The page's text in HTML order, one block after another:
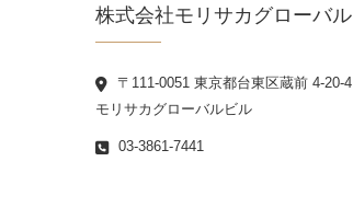
株式会社モリサカグローバル
〒111-0051 東京都台東区蔵前 4-20-4
モリサカグローバルビル
03-3861-7441